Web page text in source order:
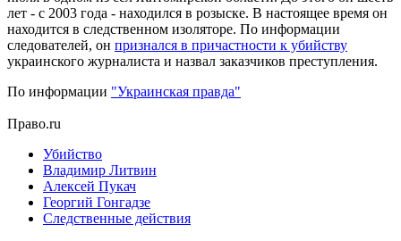
лет - с 2003 года - находился в розыске. В настоящее время он
находится в следственном изоляторе. По информации
следователей, он признался в причастности к убийству
украинского журналиста и назвал заказчиков преступления.
По информации "Украинская правда"
Право.ru
Убийство
Владимир Литвин
Алексей Пукач
Георгий Гонгадзе
Следственные действия